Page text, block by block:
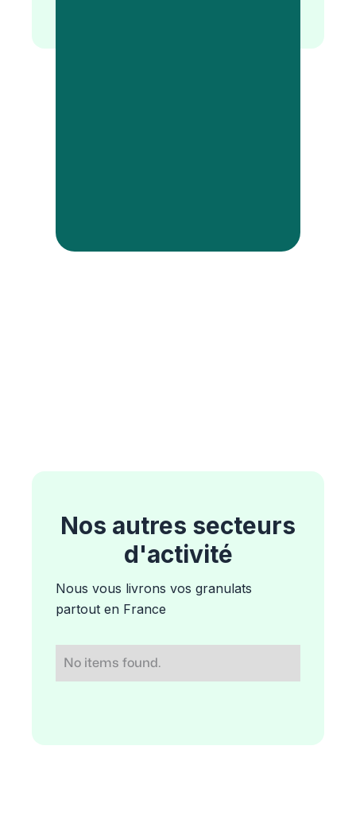
Nos autres secteurs
d'activité
Nous vous livrons vos granulats
partout en France
No items found.